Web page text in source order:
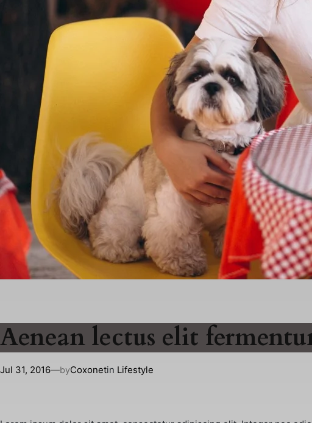
Aenean lectus elit
Jul 31, 2016—byCoxonetin Lifestyle